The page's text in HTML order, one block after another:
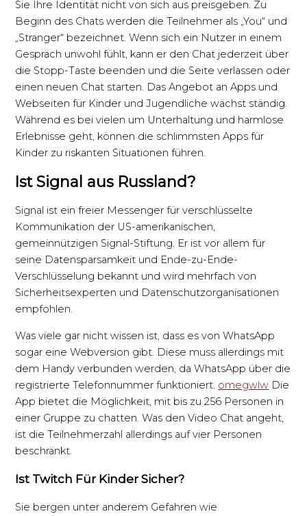
Sie Ihre Identität nicht von sich aus preisgeben. Zu
Beginn des Chats werden die Teilnehmer als „You“ und
„Stranger“ bezeichnet. Wenn sich ein Nutzer in einem
Gespräch unwohl fühlt, kann er den Chat jederzeit über
die Stopp-Taste beenden und die Seite verlassen oder
einen neuen Chat starten. Das Angebot an Apps und
Webseiten für Kinder und Jugendliche wächst ständig.
Während es bei vielen um Unterhaltung und harmlose
Erlebnisse geht, können die schlimmsten Apps für
Kinder zu riskanten Situationen führen.
Ist Signal aus Russland?
Signal ist ein freier Messenger für verschlüsselte
Kommunikation der US-amerikanischen,
gemeinnützigen Signal-Stiftung. Er ist vor allem für
seine Datensparsamkeit und Ende-zu-Ende-
Verschlüsselung bekannt und wird mehrfach von
Sicherheitsexperten und Datenschutzorganisationen
empfohlen.
Was viele gar nicht wissen ist, dass es von WhatsApp
sogar eine Webversion gibt. Diese muss allerdings mit
dem Handy verbunden werden, da WhatsApp über die
registrierte Telefonnummer funktioniert. omegwlw Die
App bietet die Möglichkeit, mit bis zu 256 Personen in
einer Gruppe zu chatten. Was den Video Chat angeht,
ist die Teilnehmerzahl allerdings auf vier Personen
beschränkt.
Ist Twitch Für Kinder Sicher?
Sie bergen unter anderem Gefahren wie